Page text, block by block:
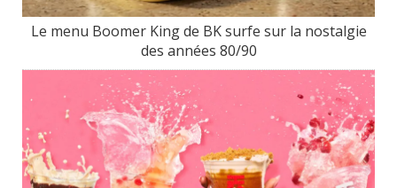
Le menu Boomer King de BK surfe sur la nostalgie
des années 80/90